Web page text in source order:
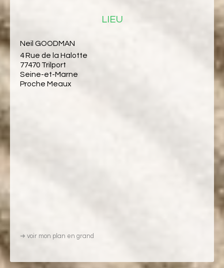
LIEU
Neil GOODMAN
4 Rue de la Halotte
77470 Trilport
Seine-et-Marne
Proche Meaux
➜ voir mon plan en grand